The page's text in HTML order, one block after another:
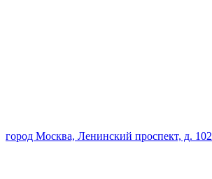
город Москва, Ленинский проспект, д. 102